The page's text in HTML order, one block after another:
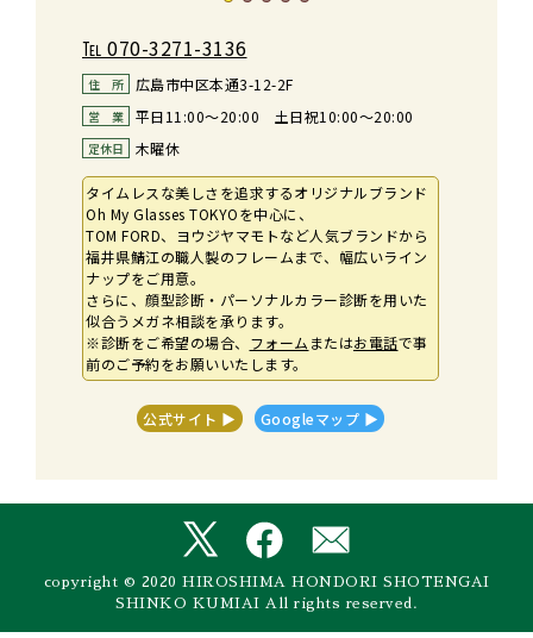
℡ 070-3271-3136
住　所 広島市中区本通3-12-2F
営　業 平日11:00～20:00 土日祝10:00～20:00
定休日 木曜休
タイムレスな美しさを追求するオリジナルブランド
Oh My Glasses TOKYOを中心に、
TOM FORD、ヨウジヤマモトなど人気ブランドから
福井県鯖江の職人製のフレームまで、幅広いライン
ナップをご用意。
さらに、顔型診断・パーソナルカラー診断を用いた
似合うメガネ相談を承ります。
※診断をご希望の場合、 フォーム またはお電話で事
前のご予約をお願いいたします。
公式サイト ▶︎ Googleマップ ▶︎
copyright © 2020 HIROSHIMA HONDORI SHOTENGAI
SHINKO KUMIAI All rights reserved.